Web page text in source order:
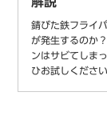
錆びた鉄フライ
が発生するのか
ンはサビてしま
ひお試しください